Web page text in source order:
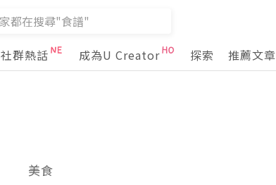
社群熱話 成為U Creator 探索 推薦文章
美食